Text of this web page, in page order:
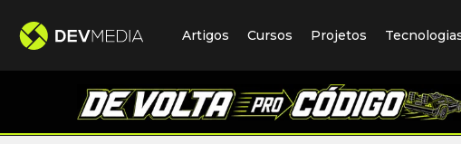
Artigos Cursos Projetos